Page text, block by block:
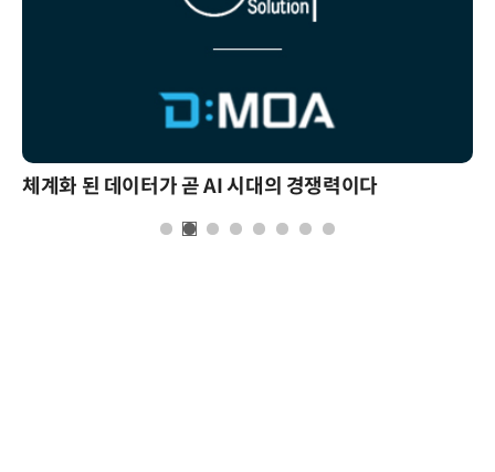
체계화 된 데이터가 곧 AI 시대의 경쟁력이다